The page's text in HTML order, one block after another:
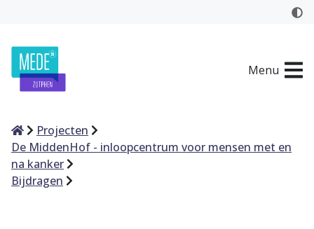
Menu
HomeProjecten
De MiddenHof - inloopcentrum voor mensen met en
na kanker
Bijdragen